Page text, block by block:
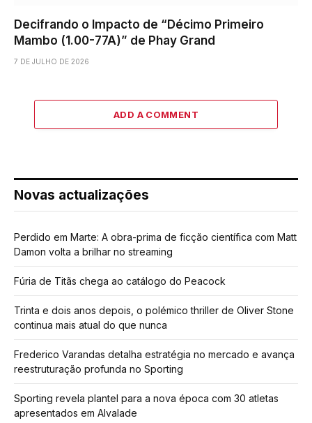
Decifrando o Impacto de “Décimo Primeiro
Mambo (1.00-77A)” de Phay Grand
7 DE JULHO DE 2026
ADD A COMMENT
Novas actualizações
Perdido em Marte: A obra-prima de ficção científica com Matt
Damon volta a brilhar no streaming
Fúria de Titãs chega ao catálogo do Peacock
Trinta e dois anos depois, o polémico thriller de Oliver Stone
continua mais atual do que nunca
Frederico Varandas detalha estratégia no mercado e avança
reestruturação profunda no Sporting
Sporting revela plantel para a nova época com 30 atletas
apresentados em Alvalade